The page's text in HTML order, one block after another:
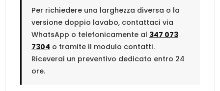
Per richiedere una larghezza diversa o la
versione doppio lavabo, contattaci via
WhatsApp o telefonicamente al 347 073
7304 o tramite il modulo contatti.
Riceverai un preventivo dedicato entro 24
ore.